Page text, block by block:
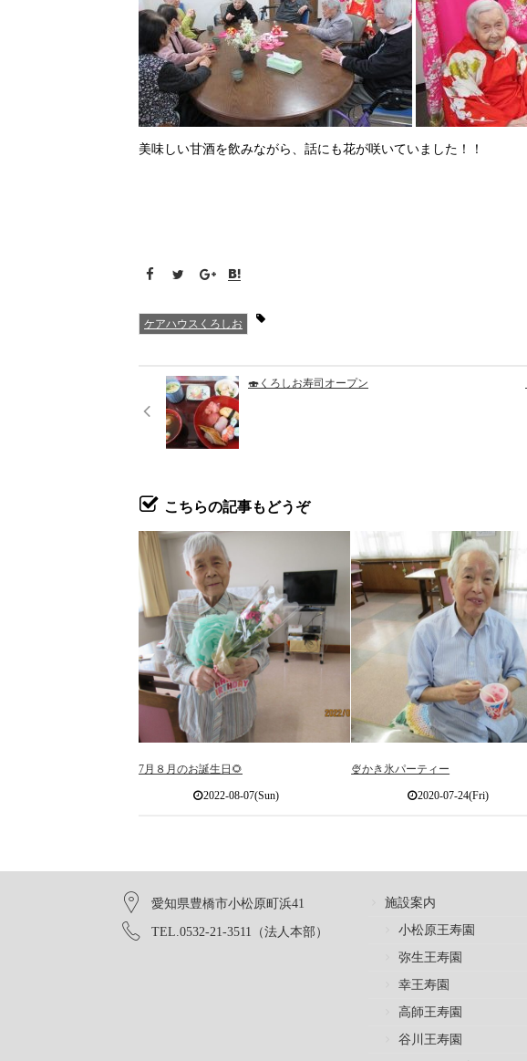
美味しい甘酒を飲みながら、話にも花が咲いていました！！
ケアハウスくろしお
🍣くろしお寿司オープン
こちらの記事もどうぞ
7月８月のお誕生日🌻
2022-08-07(Sun)
🍨かき氷パーティー
2020-07-24(Fri)
愛知県豊橋市小松原町浜41
TEL.0532-21-3511（法人本部）
施設案内
小松原王寿園
弥生王寿園
幸王寿園
高師王寿園
谷川王寿園